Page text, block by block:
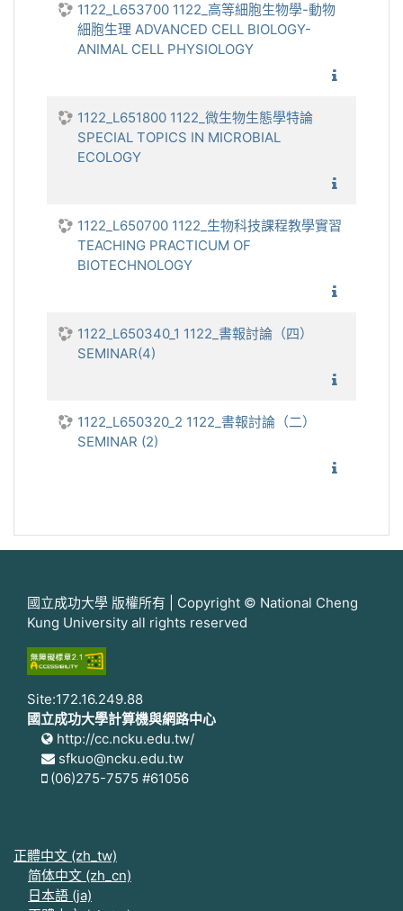
1122_L653700 1122_高等細胞生物學-動物
細胞生理 ADVANCED CELL BIOLOGY-
ANIMAL CELL PHYSIOLOGY
1122_L651800 1122_微生物生態學特論
SPECIAL TOPICS IN MICROBIAL
ECOLOGY
1122_L650700 1122_生物科技課程教學實習
TEACHING PRACTICUM OF
BIOTECHNOLOGY
1122_L650340_1 1122_書報討論（四）
SEMINAR(4)
1122_L650320_2 1122_書報討論（二）
SEMINAR (2)
國立成功大學 版權所有 | Copyright © National Cheng
Kung University all rights reserved
Site:172.16.249.88
國立成功大學計算機與網路中心
http://cc.ncku.edu.tw/
sfkuo@ncku.edu.tw
(06)275-7575 #61056
正體中文 ‎(zh_tw)‎
简体中文 ‎(zh_cn)‎
日本語 ‎(ja)‎